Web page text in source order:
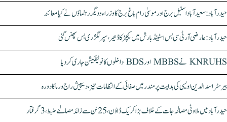
حیدرآباد: سعیدآباد اسٹیل برج اور موسیٰ رام باغ برج کا وزراء و دیگر رہنماؤں نے کیا معائنہ
حیدرآباد: عارضی آر ٹی سی بس اسٹینڈ بارش میں کیچڑ کا ڈھیر، سپر لگژری بس پھنس گئی
KNRUHS نے MBBS اور BDS داخلوں کا نوٹیفکیشن جاری کر دیا
بیرسٹر اسدالدین اویسی کی ہدایت پر مندر میں صفائی کے انتظامات تیز، دیپیش راج ورما کا دورہ
حیدرآباد میں ملاوٹی مصالحہ جات کے خلاف بڑا کریک ڈاؤن، 25 ٹن سے زائد مصالحے ضبط، 3 گرفتار